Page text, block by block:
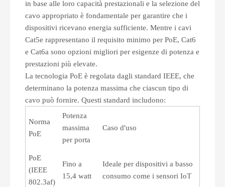
in base alle loro capacità prestazionali e la selezione del
cavo appropriato è fondamentale per garantire che i
dispositivi ricevano energia sufficiente. Mentre i cavi
Cat5e rappresentano il requisito minimo per PoE, Cat6
e Cat6a sono opzioni migliori per esigenze di potenza e
prestazioni più elevate.
La tecnologia PoE è regolata dagli standard IEEE, che
determinano la potenza massima che ciascun tipo di
cavo può fornire. Questi standard includono:
Norma
PoE
Potenza
massima
per porta
Caso d'uso
PoE
(IEEE
802.3af)
Fino a
15,4 watt
Ideale per dispositivi a basso
consumo come i sensori IoT